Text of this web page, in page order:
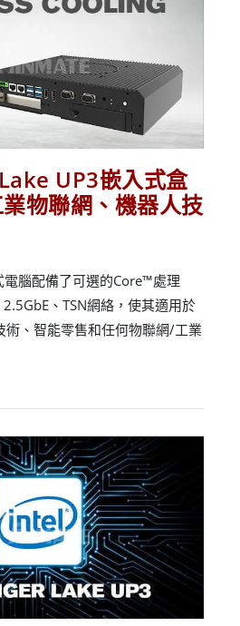
UP3嵌入式盒
物聯網、機器人技
腦配備了可選的Core™處理
、TSN網絡，使其適用於
術、智能零售和任何物聯網/工業